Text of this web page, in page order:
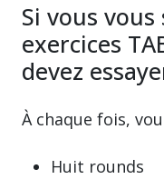
Si vous
exercices
devez
À chaque fois,
Huit rounds